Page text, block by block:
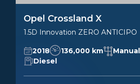
Opel Crossland X
1.5D Innovation ZERO ANTICIPO
2018 136,000 km
Diesel